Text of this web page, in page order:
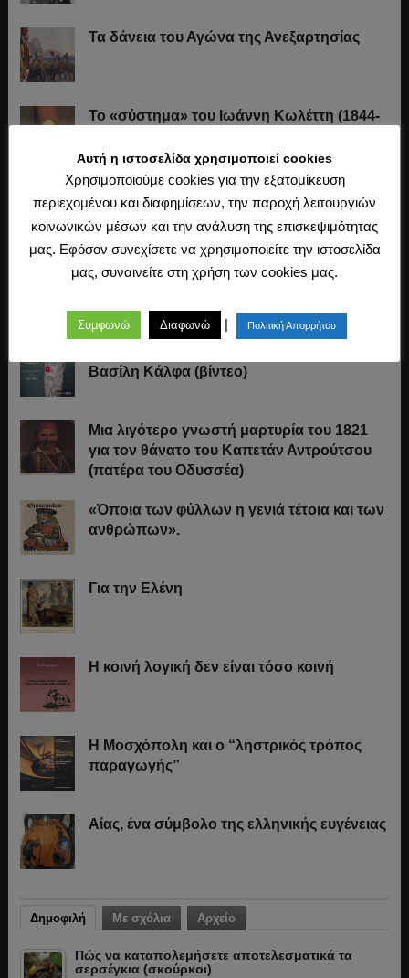
Τα δάνεια του Αγώνα της Ανεξαρτησίας
Το «σύστημα» του Ιωάννη Κωλέττη (1844-
Η άλωση της Κωνσταντινούπολης (1453)
Ο Μακιαβέλι, η Δημοκρατία και η εκλογή
Βασίλη Κάλφα (βίντεο)
Μια λιγότερο γνωστή μαρτυρία του 1821
για τον θάνατο του Καπετάν Αντρούτσου
(πατέρα του Οδυσσέα)
«Όποια των φύλλων η γενιά τέτοια και των
ανθρώπων».
Για την Ελένη
Η κοινή λογική δεν είναι τόσο κοινή
Η Μοσχόπολη και ο “ληστρικός τρόπος
παραγωγής”
Αίας, ένα σύμβολο της ελληνικής ευγένειας
Δημοφιλή Με σχόλια Αρχείο
Πώς να καταπολεμήσετε αποτελεσματικά τα
σερσέγκια (σκούρκοι)
Αυτή η ιστοσελίδα χρησιμοποιεί cookies
Χρησιμοποιούμε cookies για την εξατομίκευση
περιεχομένου και διαφημίσεων, την παροχή λειτουργιών
κοινωνικών μέσων και την ανάλυση της επισκεψιμότητας
μας. Εφόσον συνεχίσετε να χρησιμοποιείτε την ιστοσελίδα
μας, συναινείτε στη χρήση των cookies μας.
Συμφωνώ Διαφωνώ | Πολιτική Απορρήτου